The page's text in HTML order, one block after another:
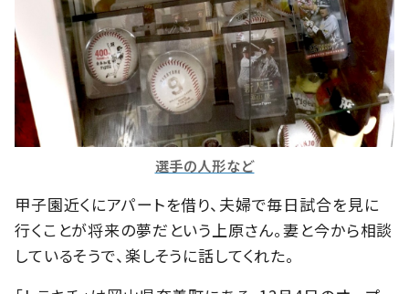
選手の人形など
甲子園近くにアパートを借り、夫婦で毎日試合を見に
行くことが将来の夢だという上原さん。妻と今から相談
しているそうで、楽しそうに話してくれた。